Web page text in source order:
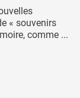
« souvenirs
comme ...